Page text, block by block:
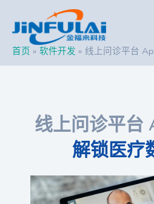
首页 软件开发 线上问诊平台
线上问诊平台
解锁医疗
navigation